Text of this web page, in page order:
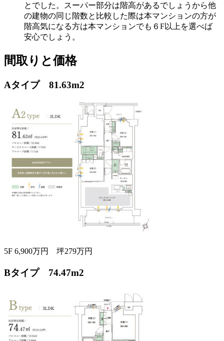
とでした。スーパー部分は階高があるでしょうから他
の建物の同じ階数と比較した際は本マンションの方が
階高気になる方は本マンションでも６F以上を選べば
安心でしょう。
間取りと価格
Aタイプ 81.63m2
5F 6,900万円 坪279万円
Bタイプ 74.47m2